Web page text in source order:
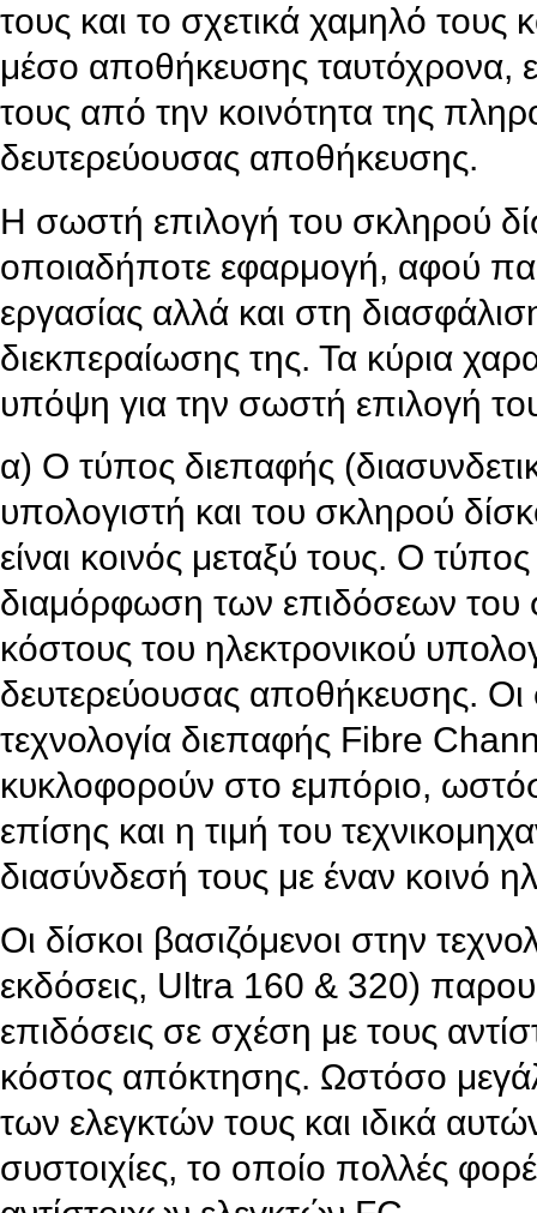
τους και το σχετικά χαμηλό
μέσο αποθήκευσης ταυτόχρονα,
τους από την κοινότητα της
δευτερεύουσας αποθήκευσης.
Η σωστή επιλογή του σκληρού
οποιαδήποτε εφαρμογή, αφού
εργασίας αλλά και στη
διεκπεραίωσης της. Τα κύρια
υπόψη για την σωστή επιλογή
α) Ο τύπος διεπαφής
υπολογιστή και του σκληρού
είναι κοινός μεταξύ τους. Ο
διαμόρφωση των επιδόσεων του
κόστους του ηλεκτρονικού
δευτερεύουσας αποθήκευσης. Οι
τεχνολογία διεπαφής Fibre
κυκλοφορούν στο εμπόριο,
επίσης και η τιμή του
διασύνδεσή τους με έναν κοινό
Οι δίσκοι βασιζόμενοι στην
εκδόσεις, Ultra 160 & 320)
επιδόσεις σε σχέση με τους
κόστος απόκτησης. Ωστόσο
των ελεγκτών τους και ιδικά
συστοιχίες, το οποίο πολλές